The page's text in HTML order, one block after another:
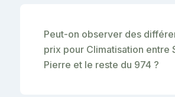
Peut-on observer des
prix pour Climatisation entre
Pierre et le reste du 974 ?